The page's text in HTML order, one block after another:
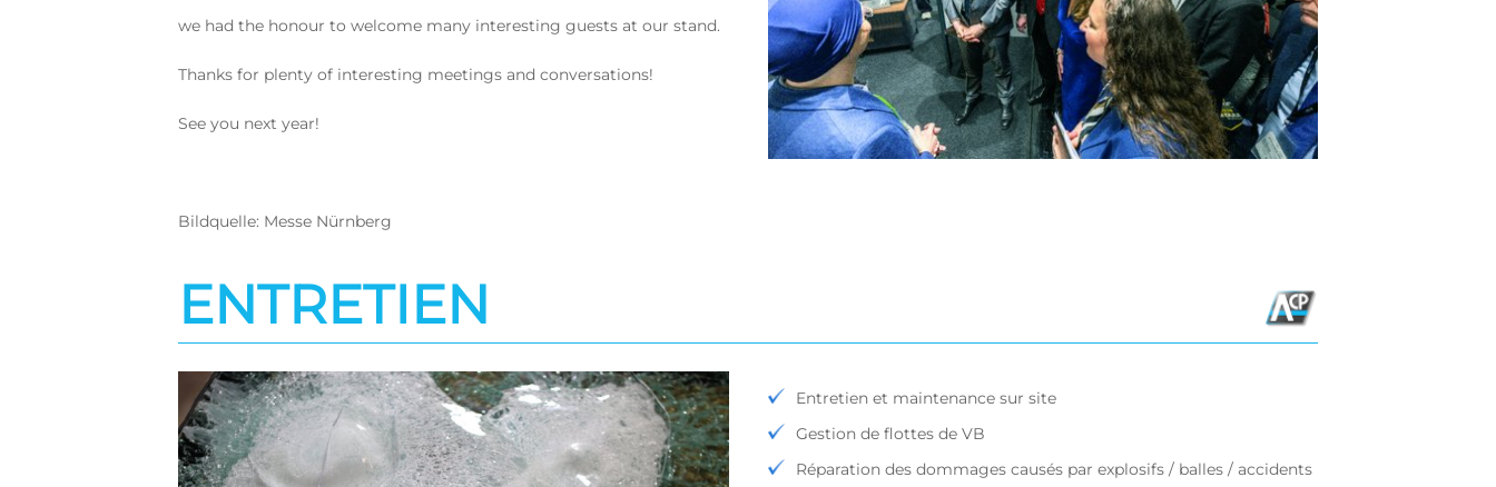
we had the honour to welcome many interesting guests at our stand.
Thanks for plenty of interesting meetings and conversations!
See you next year!
Bildquelle: Messe Nürnberg
ENTRETIEN
Entretien et maintenance sur site
Gestion de flottes de VB
Réparation des dommages causés par explosifs / balles / accidents